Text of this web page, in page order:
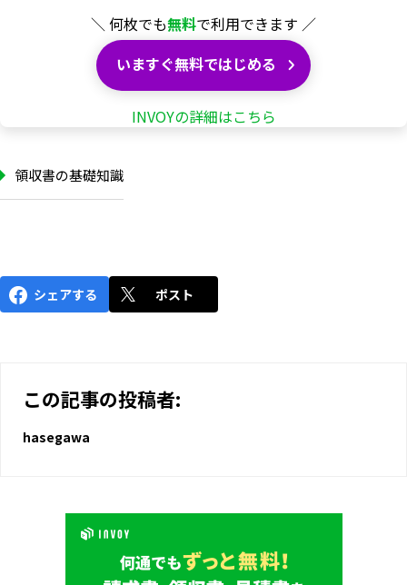
＼ 何枚でも無料で利用できます ／
いますぐ無料ではじめる
INVOYの詳細はこちら
領収書の基礎知識
シェアする ポスト
この記事の投稿者:
hasegawa